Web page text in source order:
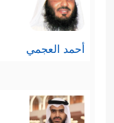
والأحياء السكنيَّة
والرابع منفرد
أحمد العجمي